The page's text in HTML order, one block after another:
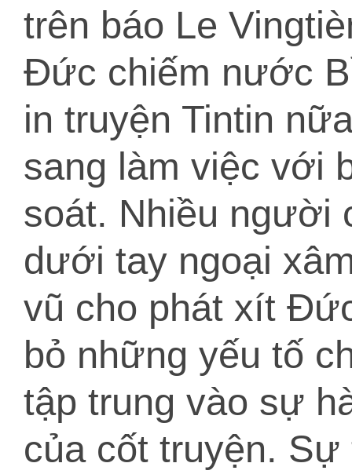
trên báo Le
Đức chiếm nước
in truyện Tintin
sang làm việc với
soát. Nhiều người
dưới tay ngoại
vũ cho phát xít
bỏ những yếu tố
tập trung vào sự
của cốt truyện.